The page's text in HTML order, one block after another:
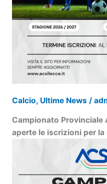
Calcio, Ultime News/
Campionato Provinciale
aperte le iscrizioni per